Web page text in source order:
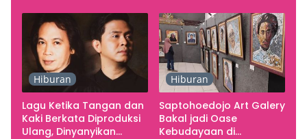
Hiburan
Lagu Ketika Tangan dan
Kaki Berkata Diproduksi
Ulang, Dinyanyikan
Hiburan
Saptohoedojo Art Galery
Bakal jadi Oase
Kebudayaan di